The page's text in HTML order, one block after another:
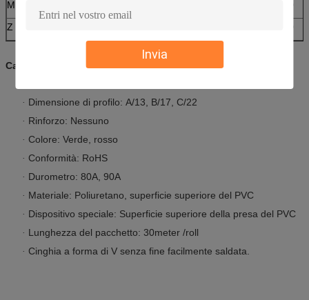
Invia
M.
Z
Caratteristica eccellente della cinghia della presa:
· Dimensione di profilo: A/13, B/17, C/22
· Rinforzo: Nessuno
· Colore: Verde, rosso
· Conformità: RoHS
· Durometro: 80A, 90A
· Materiale: Poliuretano, superficie superiore del PVC
· Dispositivo speciale: Superficie superiore della presa del PVC
· Lunghezza del pacchetto: 30meter /roll
· Cinghia a forma di V senza fine facilmente saldata.